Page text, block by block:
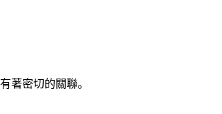
著密切的關聯。